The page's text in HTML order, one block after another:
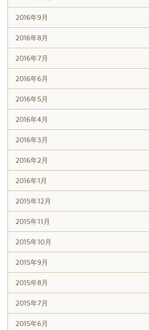
2016年9月
2016年8月
2016年7月
2016年6月
2016年5月
2016年4月
2016年3月
2016年2月
2016年1月
2015年12月
2015年11月
2015年10月
2015年9月
2015年8月
2015年7月
2015年6月